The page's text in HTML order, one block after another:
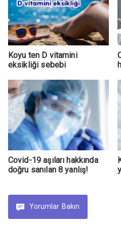
Koyu ten D vitamini
eksikliği sebebi
Covid-19 aşıları hakkında
doğru sanılan 8 yanlış!
Yorumlar Bakın